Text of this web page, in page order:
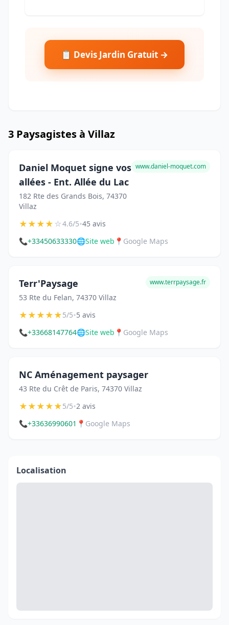
📋 Devis Jardin Gratuit →
3 Paysagistes à Villaz
Daniel Moquet signe vos
allées - Ent. Allée du Lac
182 Rte des Grands Bois, 74370
Villaz
www.daniel-moquet.com
★★★★☆4.6/5•45 avis
📞+33450633330🌐Site web 📍 Google Maps
Terr'Paysage
53 Rte du Felan, 74370 Villaz
www.terrpaysage.fr
★★★★★5/5•5 avis
📞+33668147764🌐Site web 📍 Google Maps
NC Aménagement paysager
43 Rte du Crêt de Paris, 74370 Villaz
★★★★★5/5•2 avis
📞+33636990601 📍 Google Maps
Localisation